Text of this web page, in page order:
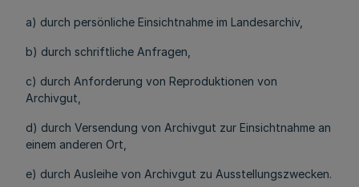
a) durch persönliche Einsichtnahme im Landesarchiv,
b) durch schriftliche Anfragen,
c) durch Anforderung von Reproduktionen von
Archivgut,
d) durch Versendung von Archivgut zur Einsichtnahme an
einem anderen Ort,
e) durch Ausleihe von Archivgut zu Ausstellungszwecken.